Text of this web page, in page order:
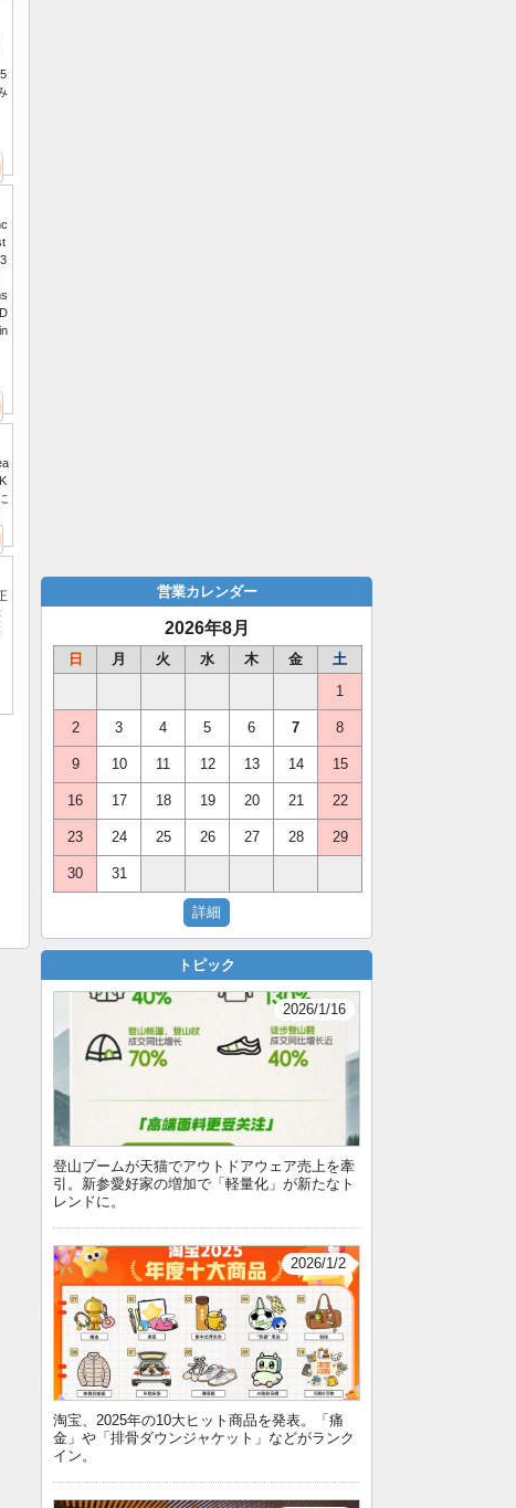
営業カレンダー
2026年8月
日 月 火 水 木 金
土
1
2 3 4 5 6 7 8
9 10 11 12 13 14 15
16 17 18 19 20 21 22
23 24 25 26 27 28 29
30 31
トピック
2026/1/16
登山ブームが天猫でアウトドアウェア売上を牽
引。新参愛好家の増加で「軽量化」が新たなト
レンドに。
2026/1/2
淘宝、2025年の10大ヒット商品を発表。「痛
金」や「排骨ダウンジャケット」などがランク
イン。